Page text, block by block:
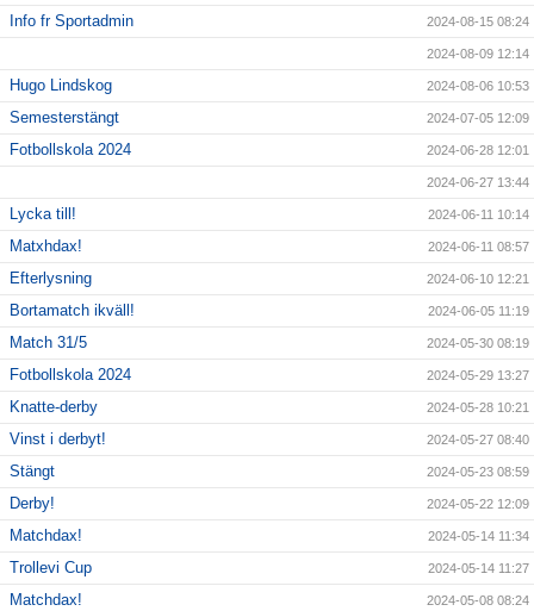
Info fr Sportadmin 2024-08-15 08:24
2024-08-09 12:14
Hugo Lindskog 2024-08-06 10:53
Semesterstängt 2024-07-05 12:09
Fotbollskola 2024 2024-06-28 12:01
2024-06-27 13:44
Lycka till! 2024-06-11 10:14
Matxhdax! 2024-06-11 08:57
Efterlysning 2024-06-10 12:21
Bortamatch ikväll! 2024-06-05 11:19
Match 31/5 2024-05-30 08:19
Fotbollskola 2024 2024-05-29 13:27
Knatte-derby 2024-05-28 10:21
Vinst i derbyt! 2024-05-27 08:40
Stängt 2024-05-23 08:59
Derby! 2024-05-22 12:09
Matchdax! 2024-05-14 11:34
Trollevi Cup 2024-05-14 11:27
Matchdax! 2024-05-08 08:24